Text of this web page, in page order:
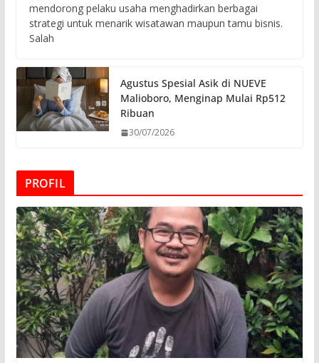
mendorong pelaku usaha menghadirkan berbagai
strategi untuk menarik wisatawan maupun tamu bisnis.
Salah
Agustus Spesial Asik di NUEVE
Malioboro, Menginap Mulai Rp512
Ribuan
30/07/2026
PROFIL